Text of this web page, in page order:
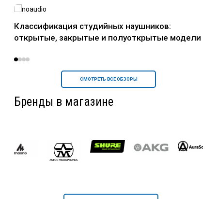
Классификация студийных наушников:
открытые, закрытые и полуоткрытые модели
СМОТРЕТЬ ВСЕ ОБЗОРЫ
Бренды в магазине